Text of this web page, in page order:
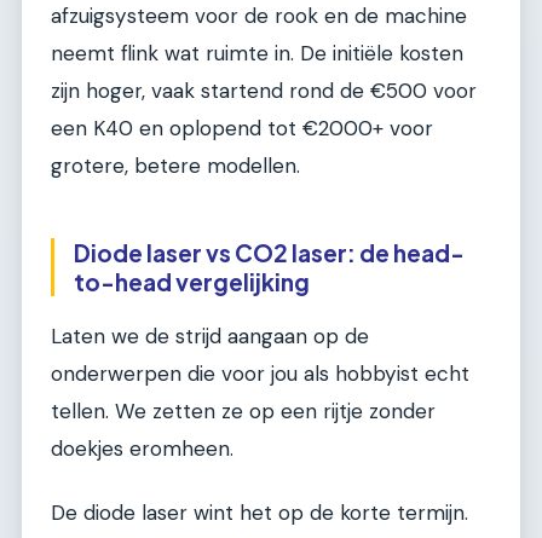
afzuigsysteem voor de rook en de machine
neemt flink wat ruimte in. De initiële kosten
zijn hoger, vaak startend rond de €500 voor
een K40 en oplopend tot €2000+ voor
grotere, betere modellen.
Diode laser vs CO2 laser: de head-
to-head vergelijking
Laten we de strijd aangaan op de
onderwerpen die voor jou als hobbyist echt
tellen. We zetten ze op een rijtje zonder
doekjes eromheen.
De diode laser wint het op de korte termijn.